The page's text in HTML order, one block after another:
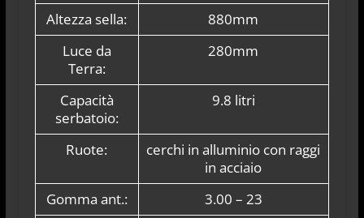
Altezza sella:
880mm
Luce da
Terra:
280mm
Capacità
serbatoio:
9.8 litri
Ruote:
cerchi in alluminio con raggi
in acciaio
Gomma ant.:
3.00 – 23